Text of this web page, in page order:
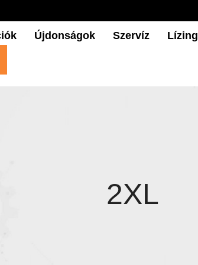
Újdonságok Szervíz Lízing
2XL